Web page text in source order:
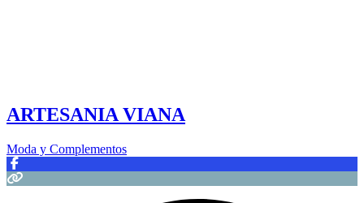
ARTESANIA VIANA
Moda y Complementos